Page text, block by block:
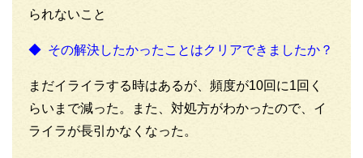
られないこと
◆ その解決したかったことはクリアできましたか？
まだイライラする時はあるが、頻度が10回に1回く
らいまで減った。また、対処方がわかったので、イ
ライラが長引かなくなった。